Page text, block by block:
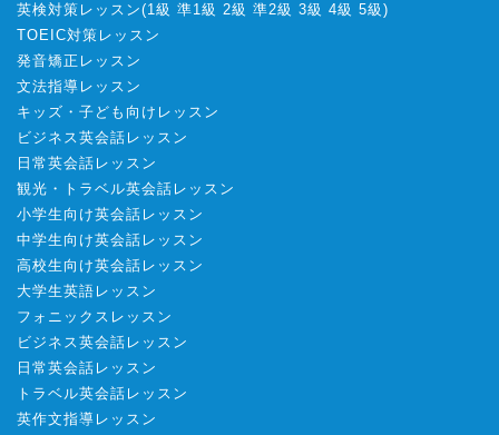
英検対策レッスン(1級 準1級 2級 準2級 3級 4級 5級 )
TOEIC対策レッスン
発音矯正レッスン
文法指導レッスン
キッズ・子ども向けレッスン
ビジネス英会話レッスン
日常英会話レッスン
観光・トラベル英会話レッスン
小学生向け英会話レッスン
中学生向け英会話レッスン
高校生向け英会話レッスン
大学生英語レッスン
フォニックスレッスン
ビジネス英会話レッスン
日常英会話レッスン
トラベル英会話レッスン
英作文指導レッスン